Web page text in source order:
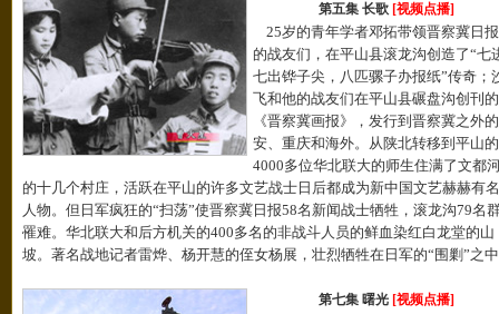
第五集 长歌[视频点播]
25岁的青年学者邓拓带领晋察冀日
的战友们，在平山县滚龙沟创造了“七
七出铧子尖，八匹骡子办报纸”传奇；
飞和他的战友们在平山县碾盘沟创刊的
《晋察冀画报》，发行到晋察冀之外
安、重庆和海外。从陕北转移到平山的
4000多位华北联大的师生住满了文都
的十几个村庄，活跃在平山的许多文艺战士日后都成为新中国文艺赫赫有
人物。但日军疯狂的“扫荡”使晋察冀日报58名新闻战士牺牲，滚龙沟79名
罹难。华北联大和后方机关的400多名的非战斗人员的鲜血染红白龙堂的山
坡。著名战地记者雷烨、杨开慧的侄女杨展，壮烈牺牲在日军的“围剿”之
第七集 曙光[视频点播]